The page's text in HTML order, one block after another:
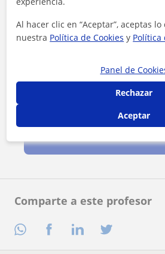
Comparte a este profesor
Contactar
Al hacer clic en “Aceptar”, aceptas
nuestra Política de Cookies y Política
Panel de
Rechazar
Aceptar